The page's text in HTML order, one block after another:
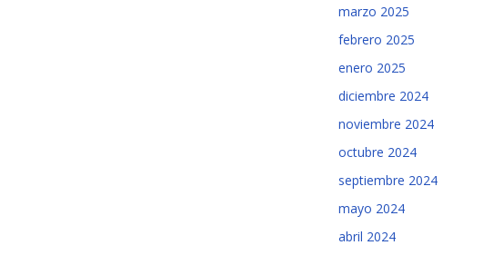
marzo 2025
febrero 2025
enero 2025
diciembre 2024
noviembre 2024
octubre 2024
septiembre 2024
mayo 2024
abril 2024